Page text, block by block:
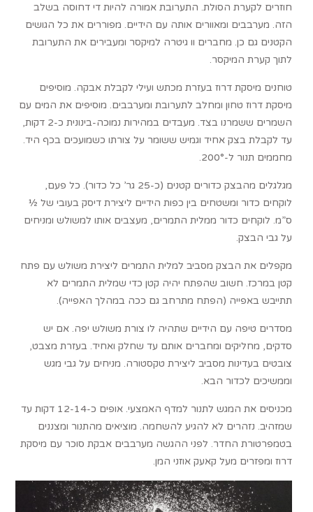
חוזרים לקערת הסולת. התערובת אמורה להיות די דחוסה בשלב
הזה. מערבבים ומאוורים אותה עם הידיים. מפוררים את כל הגושים
הקטנים גם כן. מחברים וו גיטרה למיקסר ומעבירים את התערובת
לתוך קערת המיקסר.
טוחנים מיסקת דרוז בעזרת מכתש ועילי לקבלת אבקה. מוסיפים
מיסקת דרוז טחון ומחלב לתערובת ומערבבים. מוסיפים את המים עם
השמרים ששמרנו בצד. מעבדים במהירות נמוכה-בינונית כ-2 דקות,
עד לקבלת בצק אחיד וגמיש ששומר על צורתו כשמועכים בכף היד.
מחממים תנור ל-200°.
מגלגלים מהבצק כדורים קטנים (כ-25 גר’ כל כדור). כל פעם,
לוקחים כדור ומשטחים בין כפות הידיים ליצירת דיסק בעובי של ½
ס”מ. לוקחים כדור ממלית התמרים, מעצבים אותו למשולש ומניחים
על גבי הבצק.
מקפלים את הבצק מסביב למלית התמרים ליצירת משולש עם פתח
קטן במרכז. חשוב שהפתח יהיה קטן כדי שמלית התמרים לא
תתייבש באפייה (הפתח מתרחב גם ככה במהלך האפייה).
מסדרים טיפה עם הידיים שתהיה לו צורת משולש יפה. אם יש
סדקים, מחליקים ומחברים אותם עד שחלק ואחיד. בעזרת מצבט,
צובטים בעדינות מסביב ליצירת טקסטורה. מניחים על גבי מגש
וממשיכים לכדור הבא.
מכניסים את המגש לתנור למדף האמצעי. אופים כ-12-14 דקות עד
שמזהיב. נזהרים לא להגיע להשחמה. מוציאים מהתנור ומצננים
בטמפרטורת החדר. לפני ההגשה מערבבים אבקת סוכר עם מיסקת
דרוז ומפזרים מעל קאעק אוזני המן.